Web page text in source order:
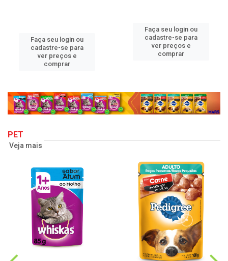
Faça seu login ou
cadastre-se para
ver preços e
comprar
Faça seu login ou
cadastre-se para
ver preços e
comprar
PET
Veja mais